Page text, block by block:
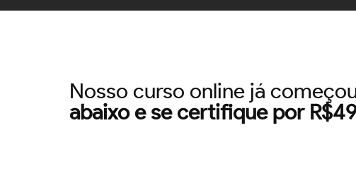
Nosso curso online já
abaixo e se certifique por